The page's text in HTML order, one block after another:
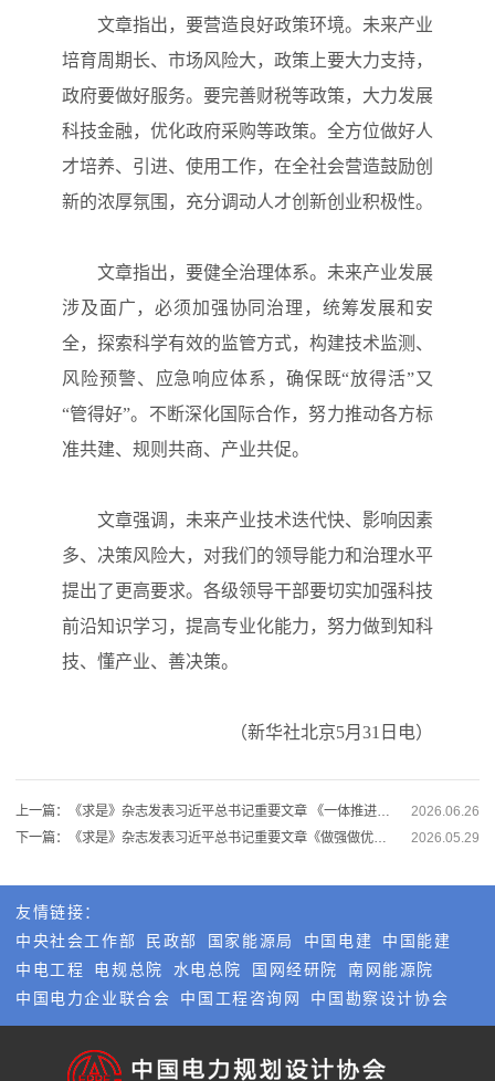
文章指出，要营造良好政策环境。未来产业
培育周期长、市场风险大，政策上要大力支持，
政府要做好服务。要完善财税等政策，大力发展
科技金融，优化政府采购等政策。全方位做好人
才培养、引进、使用工作，在全社会营造鼓励创
新的浓厚氛围，充分调动人才创新创业积极性。
文章指出，要健全治理体系。未来产业发展
涉及面广，必须加强协同治理，统筹发展和安
全，探索科学有效的监管方式，构建技术监测、
风险预警、应急响应体系，确保既“放得活”又
“管得好”。不断深化国际合作，努力推动各方标
准共建、规则共商、产业共促。
文章强调，未来产业技术迭代快、影响因素
多、决策风险大，对我们的领导能力和治理水平
提出了更高要求。各级领导干部要切实加强科技
前沿知识学习，提高专业化能力，努力做到知科
技、懂产业、善决策。
（新华社北京5月31日电）
2026.06.26
上一篇：《求是》杂志发表习近平总书记重要文章 《一体推进教育科技人才发展》
2026.05.29
下一篇：《求是》杂志发表习近平总书记重要文章《做强做优做大实体经济》
友情链接：
中央社会工作部
民政部 国家能源局 中国电建
中国能建
中电工程
电规总院 水电总院 国网经研院
南网能源院
中国电力企业联合会
中国工程咨询网 中国勘察设计协会